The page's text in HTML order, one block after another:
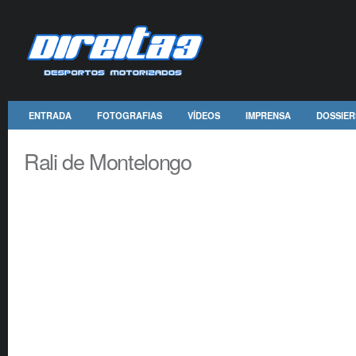
ENTRADA FOTOGRAFIAS VÍDEOS IMPRENSA
Rali de Montelongo